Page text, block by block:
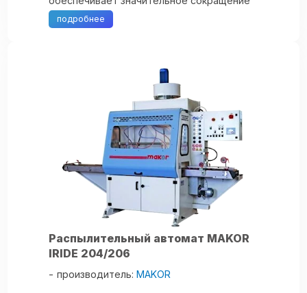
процесса высыхания покрытий из любых
лакокрасочных материалов. ...
подробнее
Распылительный автомат MAKOR
IRIDE 204/206
производитель:MAKOR